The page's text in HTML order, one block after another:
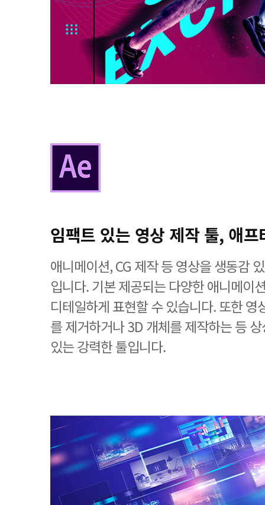
임팩트 있는 영상 제작 툴, 애프
애니메이션, CG 제작 등 영상을 생동감
입니다. 기본 제공되는 다양한 애니메이
디테일하게 표현할 수 있습니다. 또한 영
를 제거하거나 3D 개체를 제작하는 등
있는 강력한 툴입니다.